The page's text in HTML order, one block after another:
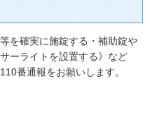
を確実に施錠する・補助錠や
ーライトを設置する》など
番通報をお願いします。